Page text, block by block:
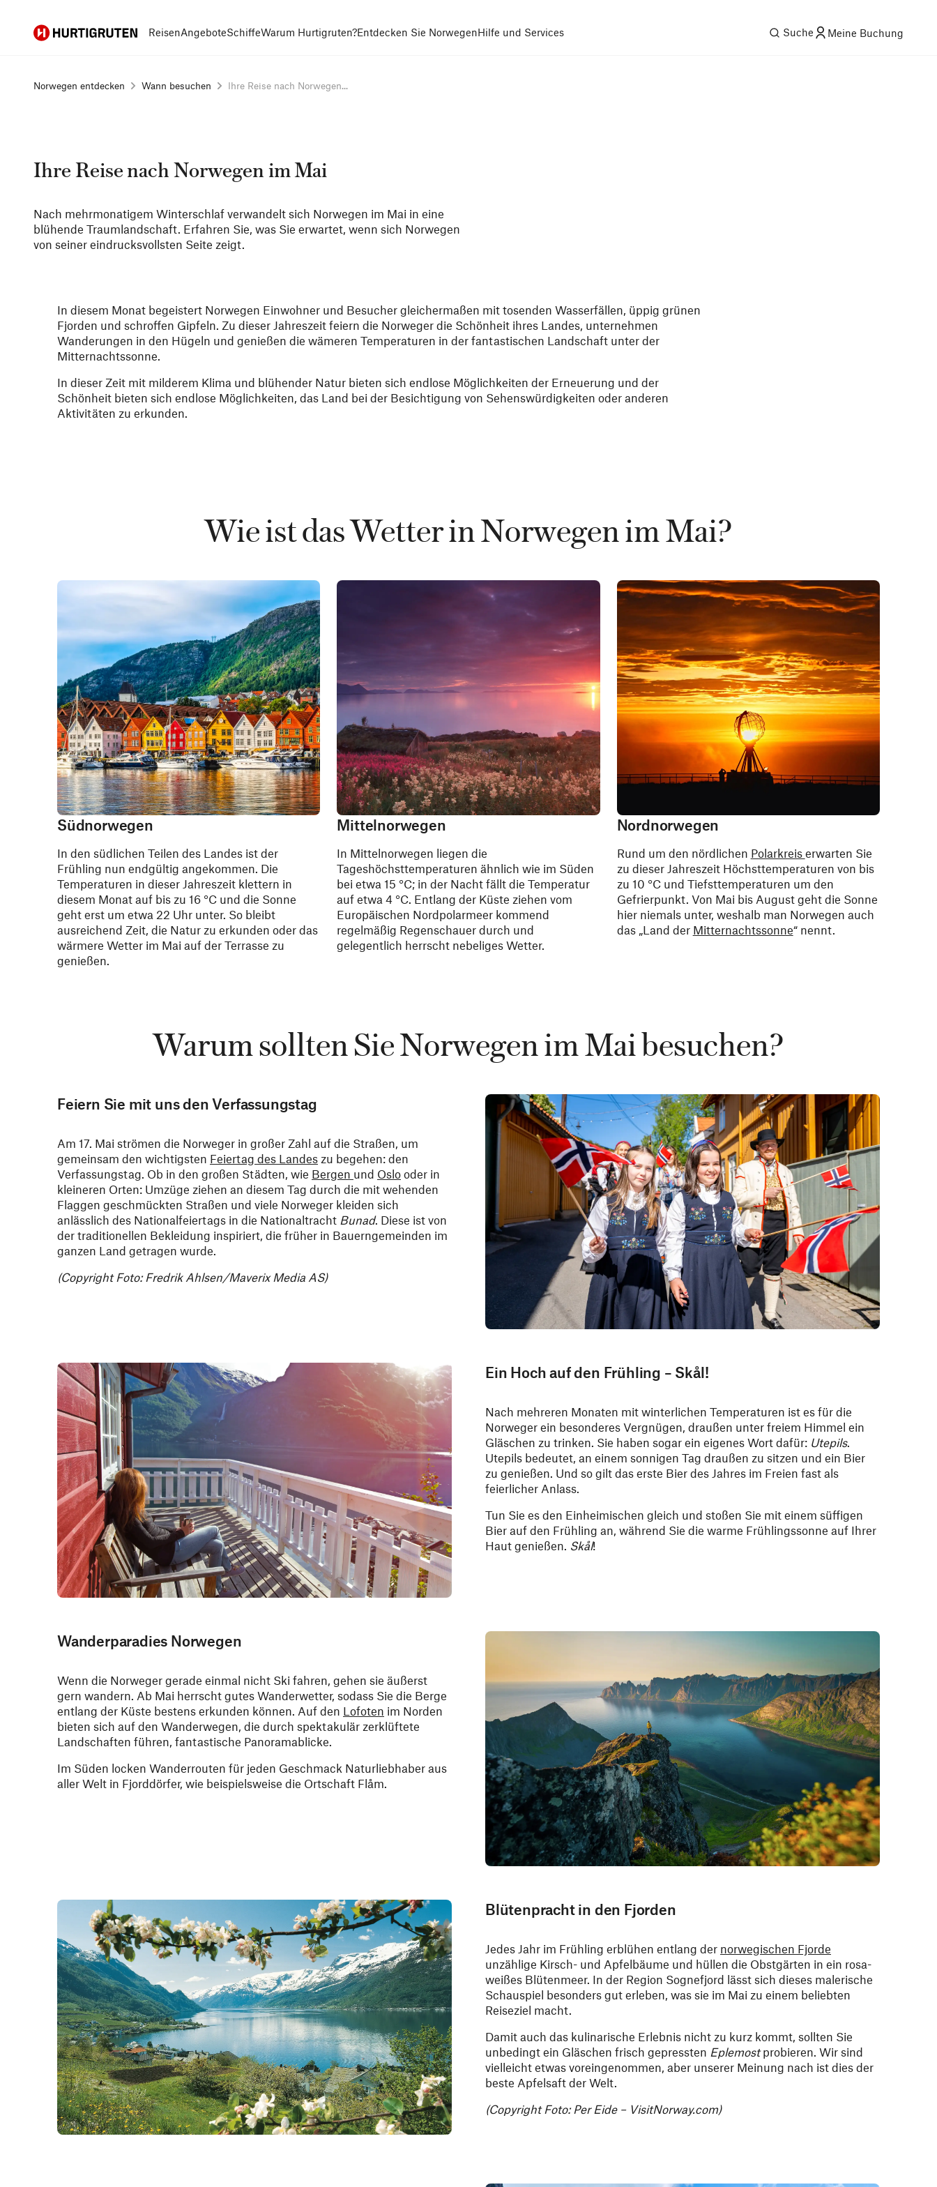
Hurtigruten ReisenAngeboteSchiffeWarum Hurtigruten?Entdecken Sie NorwegenHilfe und Services Suche Meine Buchung
Norwegen entdecken Wann besuchen Ihre Reise nach Norwegen...
Ihre Reise nach Norwegen im Mai
Nach mehrmonatigem Winterschlaf verwandelt sich Norwegen im Mai in eine
blühende Traumlandschaft. Erfahren Sie, was Sie erwartet, wenn sich Norwegen
von seiner eindrucksvollsten Seite zeigt.
In diesem Monat begeistert Norwegen Einwohner und Besucher gleichermaßen mit tosenden Wasserfällen, üppig grünen
Fjorden und schroffen Gipfeln. Zu dieser Jahreszeit feiern die Norweger die Schönheit ihres Landes, unternehmen
Wanderungen in den Hügeln und genießen die wämeren Temperaturen in der fantastischen Landschaft unter der
Mitternachtssonne.
In dieser Zeit mit milderem Klima und blühender Natur bieten sich endlose Möglichkeiten der Erneuerung und der
Schönheit bieten sich endlose Möglichkeiten, das Land bei der Besichtigung von Sehenswürdigkeiten oder anderen
Aktivitäten zu erkunden.
Wie ist das Wetter in Norwegen im Mai?
Südnorwegen
In den südlichen Teilen des Landes ist der
Frühling nun endgültig angekommen. Die
Temperaturen in dieser Jahreszeit klettern in
diesem Monat auf bis zu 16 °C und die Sonne
geht erst um etwa 22 Uhr unter. So bleibt
ausreichend Zeit, die Natur zu erkunden oder das
wärmere Wetter im Mai auf der Terrasse zu
genießen.
Mittelnorwegen
In Mittelnorwegen liegen die
Tageshöchsttemperaturen ähnlich wie im Süden
bei etwa 15 °C; in der Nacht fällt die Temperatur
auf etwa 4 °C. Entlang der Küste ziehen vom
Europäischen Nordpolarmeer kommend
regelmäßig Regenschauer durch und
gelegentlich herrscht nebeliges Wetter.
Nordnorwegen
Rund um den nördlichen Polarkreis erwarten Sie
zu dieser Jahreszeit Höchsttemperaturen von bis
zu 10 °C und Tiefsttemperaturen um den
Gefrierpunkt. Von Mai bis August geht die Sonne
hier niemals unter, weshalb man Norwegen auch
das „Land der Mitternachtssonne“ nennt.
Warum sollten Sie Norwegen im Mai besuchen?
Feiern Sie mit uns den Verfassungstag
Am 17. Mai strömen die Norweger in großer Zahl auf die Straßen, um
gemeinsam den wichtigsten Feiertag des Landes zu begehen: den
Verfassungstag. Ob in den großen Städten, wie Bergen und Oslo oder in
kleineren Orten: Umzüge ziehen an diesem Tag durch die mit wehenden
Flaggen geschmückten Straßen und viele Norweger kleiden sich
anlässlich des Nationalfeiertags in die Nationaltracht Bunad. Diese ist von
der traditionellen Bekleidung inspiriert, die früher in Bauerngemeinden im
ganzen Land getragen wurde.
(Copyright Foto: Fredrik Ahlsen/Maverix Media AS)
Ein Hoch auf den Frühling – Skål!
Nach mehreren Monaten mit winterlichen Temperaturen ist es für die
Norweger ein besonderes Vergnügen, draußen unter freiem Himmel ein
Gläschen zu trinken. Sie haben sogar ein eigenes Wort dafür: Utepils.
Utepils bedeutet, an einem sonnigen Tag draußen zu sitzen und ein Bier
zu genießen. Und so gilt das erste Bier des Jahres im Freien fast als
feierlicher Anlass.
Tun Sie es den Einheimischen gleich und stoßen Sie mit einem süffigen
Bier auf den Frühling an, während Sie die warme Frühlingssonne auf Ihrer
Haut genießen. Skål!
Wanderparadies Norwegen
Wenn die Norweger gerade einmal nicht Ski fahren, gehen sie äußerst
gern wandern. Ab Mai herrscht gutes Wanderwetter, sodass Sie die Berge
entlang der Küste bestens erkunden können. Auf den Lofoten im Norden
bieten sich auf den Wanderwegen, die durch spektakulär zerklüftete
Landschaften führen, fantastische Panoramablicke.
Im Süden locken Wanderrouten für jeden Geschmack Naturliebhaber aus
aller Welt in Fjorddörfer, wie beispielsweise die Ortschaft Flåm.
Blütenpracht in den Fjorden
Jedes Jahr im Frühling erblühen entlang der norwegischen Fjorde
unzählige Kirsch- und Apfelbäume und hüllen die Obstgärten in ein rosa-
weißes Blütenmeer. In der Region Sognefjord lässt sich dieses malerische
Schauspiel besonders gut erleben, was sie im Mai zu einem beliebten
Reiseziel macht.
Damit auch das kulinarische Erlebnis nicht zu kurz kommt, sollten Sie
unbedingt ein Gläschen frisch gepressten Eplemostprobieren. Wir sind
vielleicht etwas voreingenommen, aber unserer Meinung nach ist dies der
beste Apfelsaft der Welt.
(Copyright Foto: Per Eide – VisitNorway.com)